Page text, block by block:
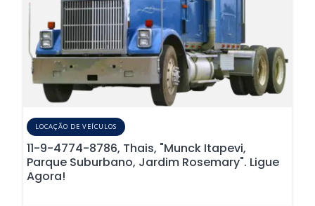
LOCAÇÃO DE VEÍCULOS
11-9-4774-8786, Thais, "Munck Itapevi,
Parque Suburbano, Jardim Rosemary". Ligue
Agora!